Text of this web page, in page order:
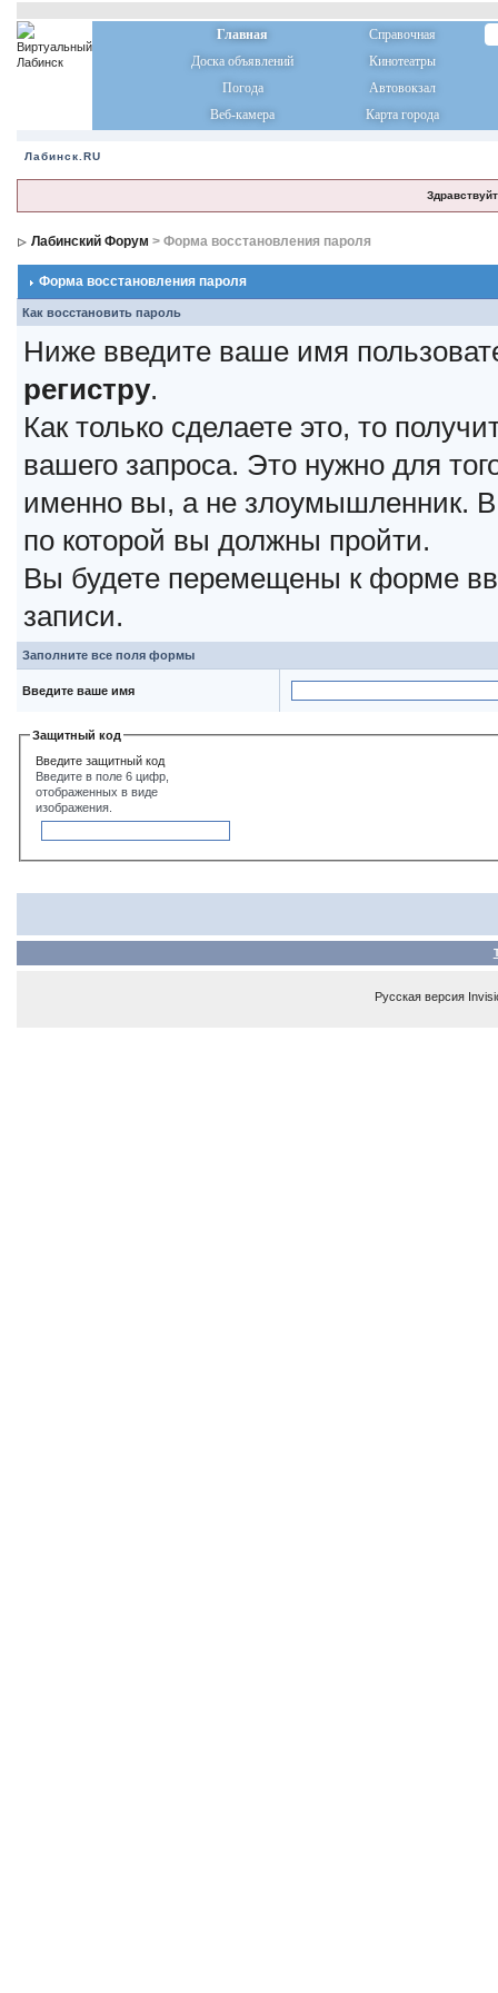
Главная
Справочная
Доска объявлений
Кинотеатры
Погода
Автовокзал
Веб-камера
Карта города
Лабинск.RU
Лабинский Форум > Форма восстановления пароля
Форма восстановления пароля
Как восстановить пароль
Ниже введите ваше имя
регистру.
Как только сделаете это, то
вашего запроса. Это нужно для
именно вы, а не злоумышленник. В
по которой вы должны пройти.
Вы будете перемещены к форме
записи.
Заполните все поля формы
Введите ваше имя
Защитный код
Введите защитный код
Введите в поле 6 цифр,
отображенных в виде
изображения.
Русская версия